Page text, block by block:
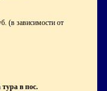
(в зависимости от
в пос.